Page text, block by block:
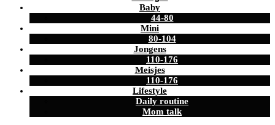
Baby
44-80
Mini
80-104
Jongens
110-176
Meisjes
110-176
Lifestyle
Daily routine
Mom talk